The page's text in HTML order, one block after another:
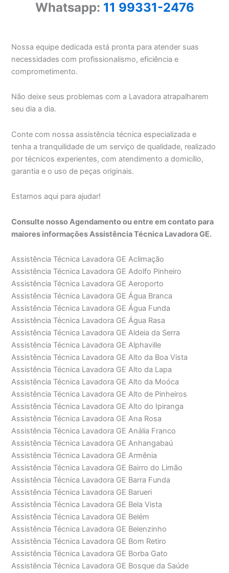
Whatsapp: 11 99331-2476
Nossa equipe dedicada está pronta para atender suas
necessidades com profissionalismo, eficiência e
comprometimento.
Não deixe seus problemas com a Lavadora atrapalharem
seu dia a dia.
Conte com nossa assistência técnica especializada e
tenha a tranquilidade de um serviço de qualidade, realizado
por técnicos experientes, com atendimento a domicílio,
garantia e o uso de peças originais.
Estamos aqui para ajudar!
Consulte nosso Agendamento ou entre em contato para
maiores informações Assistência Técnica Lavadora GE.
Assistência Técnica Lavadora GE Aclimação
Assistência Técnica Lavadora GE Adolfo Pinheiro
Assistência Técnica Lavadora GE Aeroporto
Assistência Técnica Lavadora GE Água Branca
Assistência Técnica Lavadora GE Água Funda
Assistência Técnica Lavadora GE Água Rasa
Assistência Técnica Lavadora GE Aldeia da Serra
Assistência Técnica Lavadora GE Alphaville
Assistência Técnica Lavadora GE Alto da Boa Vista
Assistência Técnica Lavadora GE Alto da Lapa
Assistência Técnica Lavadora GE Alto da Moóca
Assistência Técnica Lavadora GE Alto de Pinheiros
Assistência Técnica Lavadora GE Alto do Ipiranga
Assistência Técnica Lavadora GE Ana Rosa
Assistência Técnica Lavadora GE Anália Franco
Assistência Técnica Lavadora GE Anhangabaú
Assistência Técnica Lavadora GE Armênia
Assistência Técnica Lavadora GE Bairro do Limão
Assistência Técnica Lavadora GE Barra Funda
Assistência Técnica Lavadora GE Barueri
Assistência Técnica Lavadora GE Bela Vista
Assistência Técnica Lavadora GE Belém
Assistência Técnica Lavadora GE Belenzinho
Assistência Técnica Lavadora GE Bom Retiro
Assistência Técnica Lavadora GE Borba Gato
Assistência Técnica Lavadora GE Bosque da Saúde